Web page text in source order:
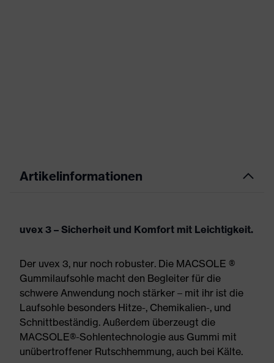
Artikelinformationen
uvex 3 – Sicherheit und Komfort mit Leichtigkeit.
Der uvex 3, nur noch robuster. Die MACSOLE ®
Gummilaufsohle macht den Begleiter für die
schwere Anwendung noch stärker – mit ihr ist die
Laufsohle besonders Hitze-, Chemikalien-, und
Schnittbeständig. Außerdem überzeugt die
MACSOLE®-Sohlentechnologie aus Gummi mit
unübertroffener Rutschhemmung, auch bei Kälte.